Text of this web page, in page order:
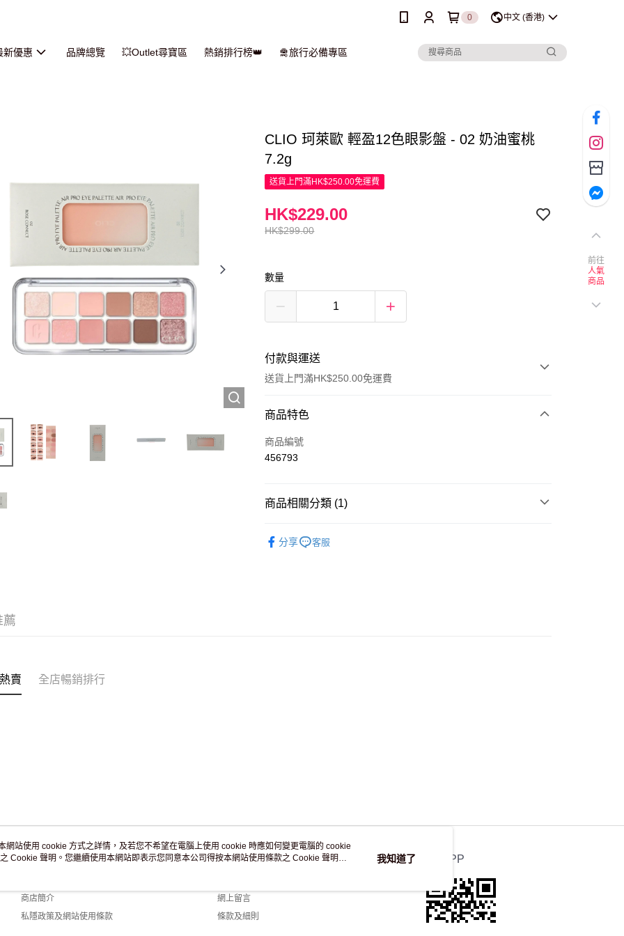
0 中文 (香港)
新優惠 品牌總覽 💥Outlet尋寶區 熱銷排行榜👑 🛅旅行必備專區
CLIO 珂萊歐 輕盈12色眼影盤 - 02 奶油蜜桃
7.2g
送貨上門滿HK$250.00免運費
HK$299.00
HK$229.00
數量
付款與運送
送貨上門滿HK$250.00免運費
付款方式
信用卡
商品特色
商品編號
456793
商品相關分類 (1)
分享
客服
薦
賣 全店暢銷排行
關於我們
商店簡介
私隱政策及網站使用條款
客戶服務
網上留言
條款及細則
官方APP
前往
人氣
商品
網站使用 cookie 方式之詳情，及若您不希望在電腦上使用 cookie 時應如何變更電腦的 cookie
Cookie 聲明。您繼續使用本網站即表示您同意本公司得按本網站使用條款之 Cookie 聲明使
我知道了